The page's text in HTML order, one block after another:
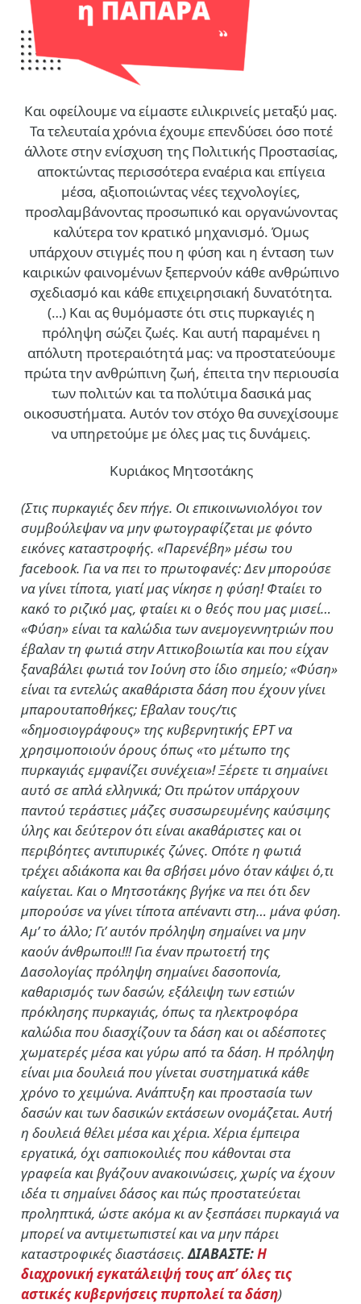
Και οφείλουμε να είμαστε ειλικρινείς μεταξύ μας.
Τα τελευταία χρόνια έχουμε επενδύσει όσο ποτέ
άλλοτε στην ενίσχυση της Πολιτικής Προστασίας,
αποκτώντας περισσότερα εναέρια και επίγεια
μέσα, αξιοποιώντας νέες τεχνολογίες,
προσλαμβάνοντας προσωπικό και οργανώνοντας
καλύτερα τον κρατικό μηχανισμό. Όμως
υπάρχουν στιγμές που η φύση και η ένταση των
καιρικών φαινομένων ξεπερνούν κάθε ανθρώπινο
σχεδιασμό και κάθε επιχειρησιακή δυνατότητα.
(…) Και ας θυμόμαστε ότι στις πυρκαγιές η
πρόληψη σώζει ζωές. Και αυτή παραμένει η
απόλυτη προτεραιότητά μας: να προστατεύουμε
πρώτα την ανθρώπινη ζωή, έπειτα την περιουσία
των πολιτών και τα πολύτιμα δασικά μας
οικοσυστήματα. Αυτόν τον στόχο θα συνεχίσουμε
να υπηρετούμε με όλες μας τις δυνάμεις.
Κυριάκος Μητσοτάκης
(Στις πυρκαγιές δεν πήγε. Οι επικοινωνιολόγοι τον
συμβούλεψαν να μην φωτογραφίζεται με φόντο
εικόνες καταστροφής. «Παρενέβη» μέσω του
facebook. Για να πει το πρωτοφανές: Δεν μπορούσε
να γίνει τίποτα, γιατί μας νίκησε η φύση! Φταίει το
κακό το ριζικό μας, φταίει κι ο θεός που μας μισεί…
«Φύση» είναι τα καλώδια των ανεμογεννητριών που
έβαλαν τη φωτιά στην Αττικοβοιωτία και που είχαν
ξαναβάλει φωτιά τον Ιούνη στο ίδιο σημείο; «Φύση»
είναι τα εντελώς ακαθάριστα δάση που έχουν γίνει
μπαρουταποθήκες; Εβαλαν τους/τις
«δημοσιογράφους» της κυβερνητικής ΕΡΤ να
χρησιμοποιούν όρους όπως «το μέτωπο της
πυρκαγιάς εμφανίζει συνέχεια»! Ξέρετε τι σημαίνει
αυτό σε απλά ελληνικά; Οτι πρώτον υπάρχουν
παντού τεράστιες μάζες συσσωρευμένης καύσιμης
ύλης και δεύτερον ότι είναι ακαθάριστες και οι
περιβόητες αντιπυρικές ζώνες. Οπότε η φωτιά
τρέχει αδιάκοπα και θα σβήσει μόνο όταν κάψει ό,τι
καίγεται. Και ο Μητσοτάκης βγήκε να πει ότι δεν
μπορούσε να γίνει τίποτα απέναντι στη… μάνα φύση.
Αμ’ το άλλο; Γι’ αυτόν πρόληψη σημαίνει να μην
καούν άνθρωποι!!! Για έναν πρωτοετή της
Δασολογίας πρόληψη σημαίνει δασοπονία,
καθαρισμός των δασών, εξάλειψη των εστιών
πρόκλησης πυρκαγιάς, όπως τα ηλεκτροφόρα
καλώδια που διασχίζουν τα δάση και οι αδέσποτες
χωματερές μέσα και γύρω από τα δάση. Η πρόληψη
είναι μια δουλειά που γίνεται συστηματικά κάθε
χρόνο το χειμώνα. Ανάπτυξη και προστασία των
δασών και των δασικών εκτάσεων ονομάζεται. Αυτή
η δουλειά θέλει μέσα και χέρια. Χέρια έμπειρα
εργατικά, όχι σαπιοκοιλιές που κάθονται στα
γραφεία και βγάζουν ανακοινώσεις, χωρίς να έχουν
ιδέα τι σημαίνει δάσος και πώς προστατεύεται
προληπτικά, ώστε ακόμα κι αν ξεσπάσει πυρκαγιά να
μπορεί να αντιμετωπιστεί και να μην πάρει
καταστροφικές διαστάσεις.ΔΙΑΒΑΣΤΕ:Η
διαχρονική εγκατάλειψή τους απ’ όλες τις
αστικές κυβερνήσεις πυρπολεί τα δάση)